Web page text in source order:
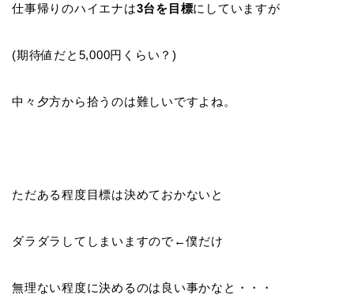
仕事帰りのハイエナは3台を目標にしていますが
(期待値だと5,000円くらい？)
中々夕方から拾うのは難しいですよね。
ただある程度目標は決めておかないと
ダラダラしてしまいますので←僕だけ
無理ない程度に決めるのは良い事かなと・・・